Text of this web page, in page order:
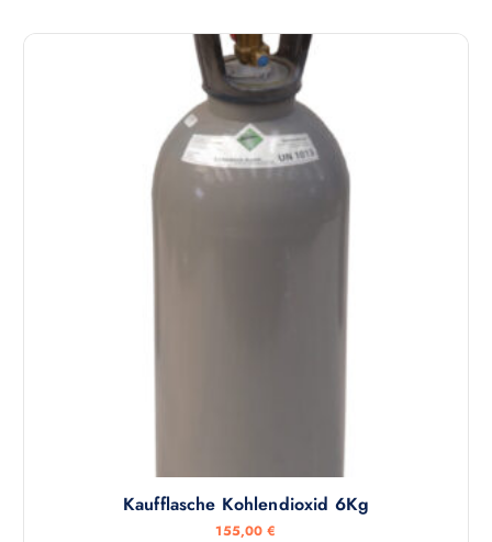
Kaufflasche Kohlendioxid 6Kg
155,00€